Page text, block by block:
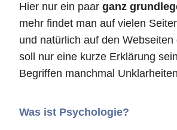
Hier nur ein paar ganz
mehr findet man auf vielen
und natürlich auf den
soll nur eine kurze Erklärung
Begriffen manchmal
Was ist Psychologie?